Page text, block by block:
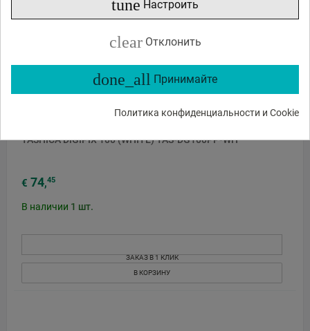
tune Настроить
clear Отклонить
done_all Принимайте
Политика конфиденциальности и Cookie
YASHICA DIGIPIX 100 (WHITE) YAS-DG100PP-WH
€ 74,45
В наличии 1 шт.
ЗАКАЗ В 1 КЛИК
В КОРЗИНУ